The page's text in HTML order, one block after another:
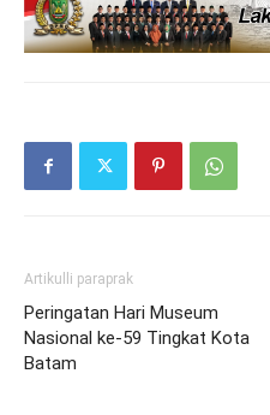
Artikulli paraprak
Peringatan Hari Museum
Nasional ke-59 Tingkat Kota
Batam